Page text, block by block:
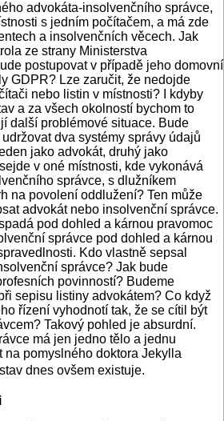
advokáta-insolvenčního správce,
s jedním počítačem, a má zde
a insolvenčních věcech. Jak
ze strany Ministerstva
postupovat v případě jeho domovní
GDPR? Lze zaručit, že nedojde
nebo listin v místnosti? I kdyby
a za všech okolností bychom to
další problémové situace. Bude
dva systémy správy údajů
jako advokát, druhý jako
v oné místnosti, kde vykonává
správce, s dlužníkem
na povolení oddlužení? Ten může
advokát nebo insolvenční správce.
pod dohled a kárnou pravomoc
správce pod dohled a kárnou
Kdo vlastně sepsal
správce? Jak bude
povinností? Budeme
sepisu listiny advokátem? Co když
řízení vyhodnotí tak, že se cítil být
Takový pohled je absurdní.
má jen jedno tělo a jednu
pomyslného doktora Jekylla
dnes ovšem existuje.